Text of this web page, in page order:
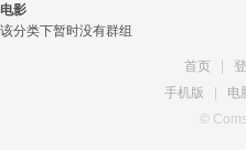
电影
该分类下暂时没有群组
首页
手机版
电
©